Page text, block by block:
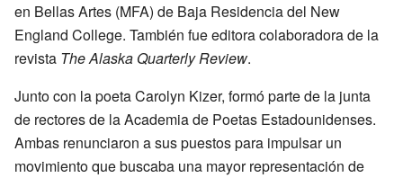
en Bellas Artes (MFA) de Baja Residencia del New
England College. También fue editora colaboradora de la
revista The Alaska Quarterly Review.
Junto con la poeta Carolyn Kizer, formó parte de la junta
de rectores de la Academia de Poetas Estadounidenses.
Ambas renunciaron a sus puestos para impulsar un
movimiento que buscaba una mayor representación de